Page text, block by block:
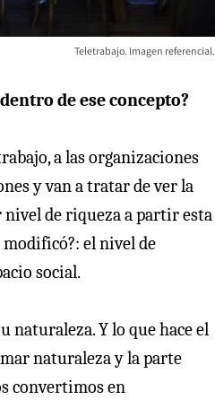
Teletrabajo. Imagen referencial.
de ese concepto?
a las organizaciones
y van a tratar de ver la
de riqueza a partir esta
modificó?: el nivel de
social.
naturaleza. Y lo que hace el
naturaleza y la parte
convertimos en